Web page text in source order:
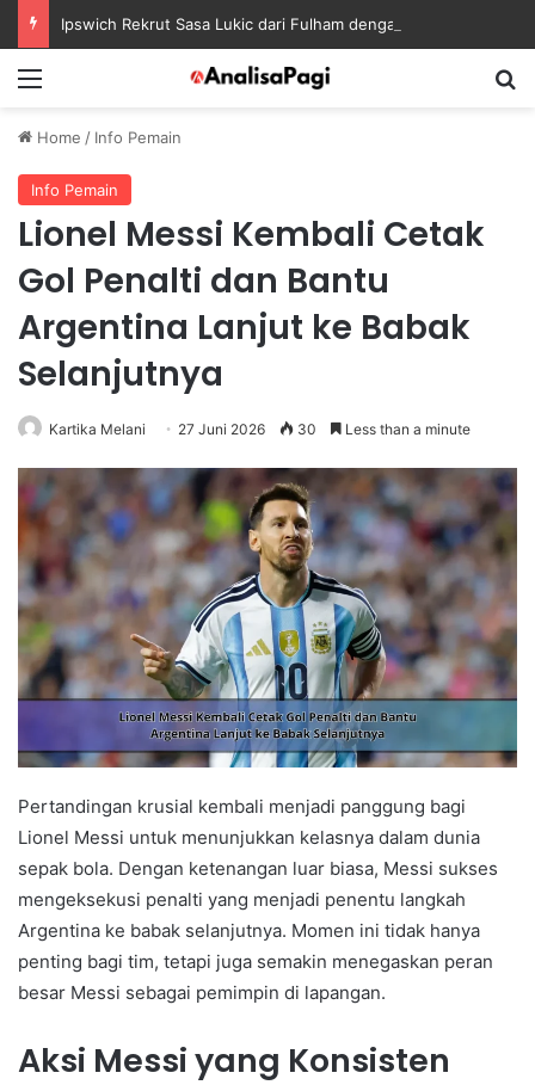
Home / Info Pemain
Info Pemain
Lionel Messi Kembali Cetak
Gol Penalti dan Bantu
Argentina Lanjut ke Babak
Selanjutnya
Kartika Melani 27 Juni 2026 30 Less than a minute
Pertandingan krusial kembali menjadi panggung bagi
Lionel Messi untuk menunjukkan kelasnya dalam dunia
sepak bola. Dengan ketenangan luar biasa, Messi sukses
mengeksekusi penalti yang menjadi penentu langkah
Argentina ke babak selanjutnya. Momen ini tidak hanya
penting bagi tim, tetapi juga semakin menegaskan peran
besar Messi sebagai pemimpin di lapangan.
Aksi Messi yang Konsisten